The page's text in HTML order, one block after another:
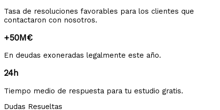
Tasa de resoluciones favorables para los clientes que
contactaron con nosotros.
+50M€
En deudas exoneradas legalmente este año.
24h
Tiempo medio de respuesta para tu estudio gratis.
Dudas Resueltas